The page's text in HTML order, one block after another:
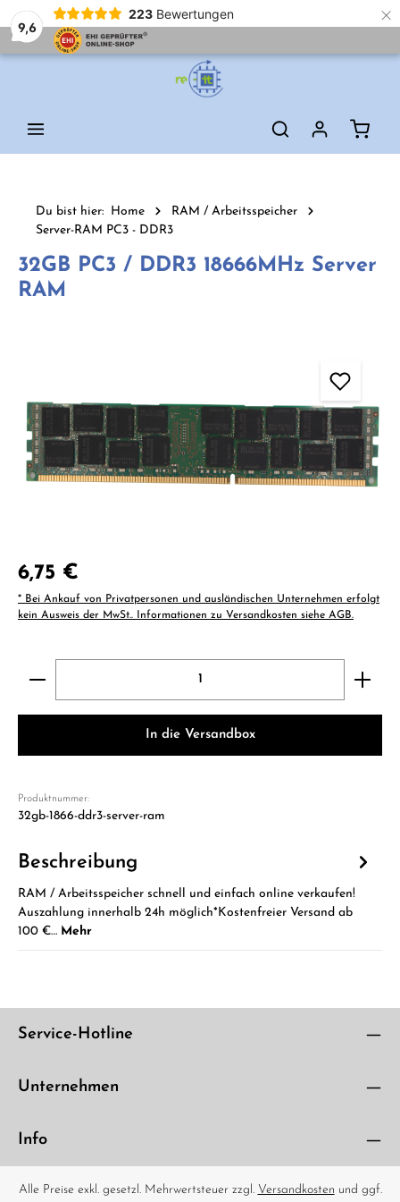
9,6
223 Bewertungen ×
Du bist hier: Home
RAM / Arbeitsspeicher
Server-RAM PC3 - DDR3
32GB PC3 / DDR3 18666MHz Server
RAM
Regulärer Preis:
6,75 €
* Bei Ankauf von Privatpersonen und ausländischen Unternehmen erfolgt
kein Ausweis der MwSt.. Informationen zu Versandkosten siehe AGB.
Produkt Anzahl: Gib den gewünschten Wert ein
In die Versandbox
Produktnummer:
32gb-1866-ddr3-server-ram
Beschreibung
RAM / Arbeitsspeicher schnell und einfach online verkaufen!
Auszahlung innerhalb 24h möglich*Kostenfreier Versand ab
100 €… Mehr
Service-Hotline
Unternehmen
Info
Alle Preise exkl. gesetzl. Mehrwertsteuer zzgl. Versandkosten und ggf.